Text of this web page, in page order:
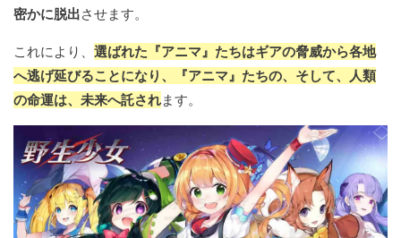
密かに脱出させます。
これにより、 選ばれた『アニマ』たちはギアの脅威から各地
へ逃げ延びることになり、『アニマ』たちの、そして、人類
の命運は、未来へ託されます。